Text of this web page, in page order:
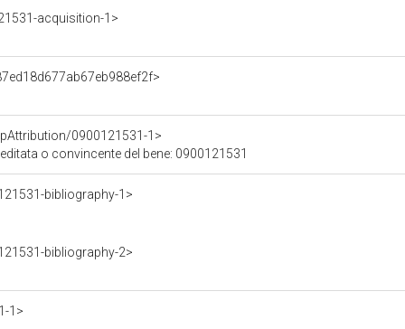
acquisition-1>
0900121531-1>
o convincente del bene: 0900121531
bibliography-1>
bibliography-2>
1>